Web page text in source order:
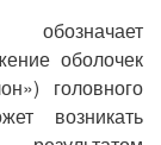
оболочек
головного
возникать